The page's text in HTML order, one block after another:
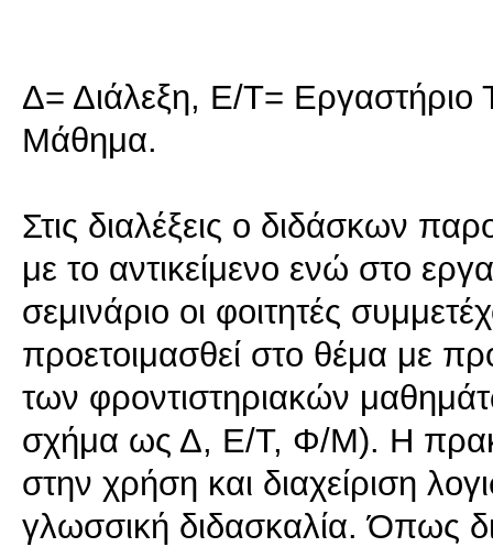
Δ= Διάλεξη, Ε/Τ=
Μάθημα.
Στις διαλέξεις ο διδάσκων
με το αντικείμενο ενώ στο
σεμινάριο οι φοιτητές
προετοιμασθεί στο θέμα με
των φροντιστηριακών
σχήμα ως Δ, Ε/Τ, Φ/Μ). Η
στην χρήση και διαχείριση
γλωσσική διδασκαλία. Όπως